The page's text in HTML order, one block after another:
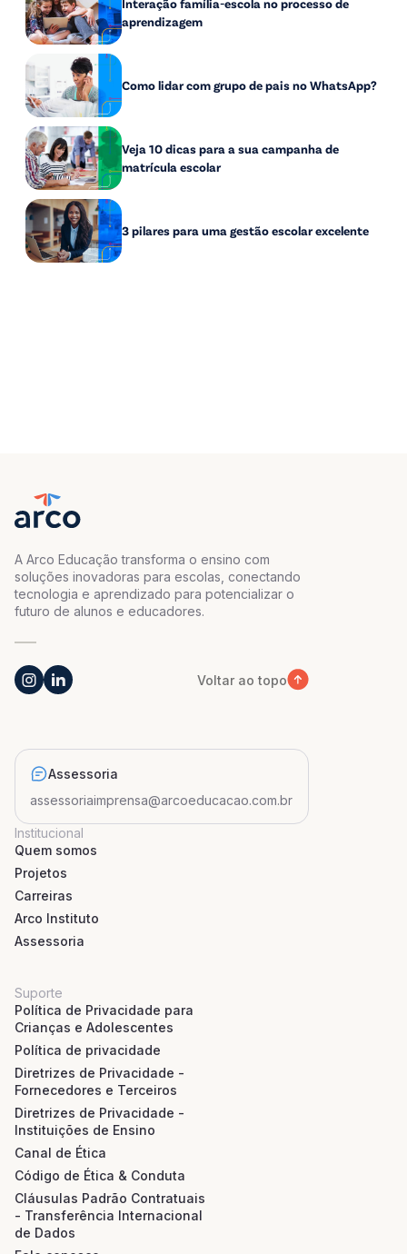
Interação família-escola no processo de
aprendizagem
Como lidar com grupo de pais no WhatsApp?
Veja 10 dicas para a sua campanha de
matrícula escolar
3 pilares para uma gestão escolar excelente
A Arco Educação transforma o ensino com
soluções inovadoras para escolas, conectando
tecnologia e aprendizado para potencializar o
futuro de alunos e educadores.
Voltar ao topo
Assessoria
assessoriaimprensa@arcoeducacao.com.br
Institucional
Quem somos
Projetos
Carreiras
Arco Instituto
Assessoria
Suporte
Política de Privacidade para
Crianças e Adolescentes
Política de privacidade
Diretrizes de Privacidade -
Fornecedores e Terceiros
Diretrizes de Privacidade -
Instituições de Ensino
Canal de Ética
Código de Ética & Conduta
Cláusulas Padrão Contratuais
- Transferência Internacional
de Dados